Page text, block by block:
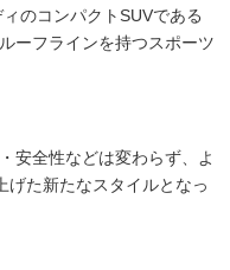
のコンパクトSUVである
ーフラインを持つスポーツ
安全性などは変わらず、よ
げた新たなスタイルとなっ